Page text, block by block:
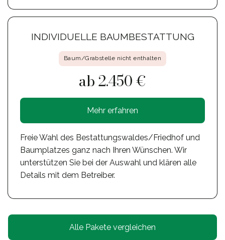
INDIVIDUELLE BAUMBESTATTUNG
Baum/Grabstelle nicht enthalten
ab 2.450 €
Mehr erfahren
Freie Wahl des Bestattungswaldes/Friedhof und
Baumplatzes ganz nach Ihren Wünschen. Wir
unterstützen Sie bei der Auswahl und klären alle
Details mit dem Betreiber.
Alle Pakete vergleichen